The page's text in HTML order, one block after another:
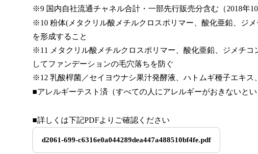
※9 国内自社流通チャネル合計・一部先行販売分含む（2018年10
※10 粉体(メタクリル酸メチルクロスポリマー、酸化亜鉛、ジ
を形成すること
※11 メタクリル酸メチルクロスポリマー、酸化亜鉛、ジメチ
してファンデーションの毛穴落ちを防ぐ
※12 乳酸桿菌／セイヨウナシ果汁発酵液、ハトムギ種子エキス
■アレルギーテスト済（すべての人にアレルギーがおきないとい
■詳しくは下記PDFよりご確認ください
d2061-699-c6316e0a044289dea447a488510bf4fe.pdf